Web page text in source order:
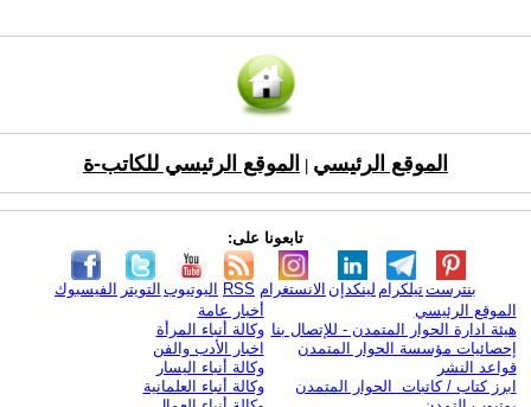
الموقع الرئيسي الموقع الرئيسي للكاتب-ة
تابعونا على:
الفيسبوك التويتر اليوتيوب RSS الانستغرام لينكدإن تيلكرامبنترست
الموقع الرئيسي
هيئة ادارة الحوار المتمدن - للإتصال بنا
إحصائيات مؤسسة الحوار المتمدن
قواعد النشر
ابرز كتاب / كاتبات الحوار المتمدن
أخبار عامة
وكالة أنباء المرأة
اخبار الأدب والفن
وكالة أنباء اليسار
وكالة أنباء العلمانية